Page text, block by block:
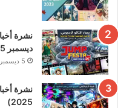
ديسمبر 2025)
5 ديسمبر، 2025
2025)